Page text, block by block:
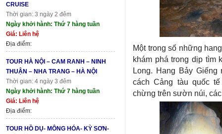
CRUISE
Thời gian: 3 ngày 2 đêm
Ngày khởi hành: Thứ 7 hàng tuần
Giá: Liên hệ
Địa điểm:
TOUR HÀ NỘI – CAM RANH – NINH
THUẬN – NHA TRANG – HÀ NỘI
Thời gian: 4 ngày 3 đêm
Ngày khởi hành: Thứ 7 hàng tuần
Giá: Liên hệ
Địa điểm:
TOUR HỒ DỤ- MÔNG HÓA- KỲ SƠN-
Một trong số những
khám phá trong dịp tìm
Long. Hang Bảy
cách Cảng tàu quốc
chừng trên sườn núi,